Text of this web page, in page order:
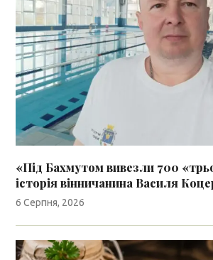
«Під Бахмутом вивезли 700
історія вінничанина Василя
6 Серпня, 2026